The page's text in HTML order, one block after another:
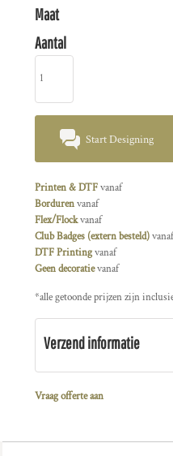
Maat
Aantal
Start Designing
Printen & DTFvanaf
Bordurenvanaf
Flex/Flockvanaf
Club Badges (extern besteld)vanaf
DTF Printingvanaf
Geen decoratievanaf
*alle getoonde prijzen zijn
Verzend informatie
Vraag offerte aan